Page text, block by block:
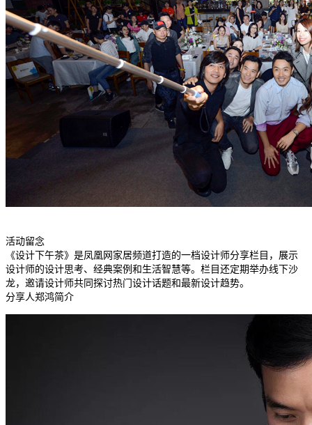
活动留念
《设计下午茶》是凤凰网家居频道打造的一档设计师分享栏目，展示
设计师的设计思考、经典案例和生活智慧等。栏目还定期举办线下沙
龙，邀请设计师共同探讨热门设计话题和最新设计趋势。
分享人郑鸿简介